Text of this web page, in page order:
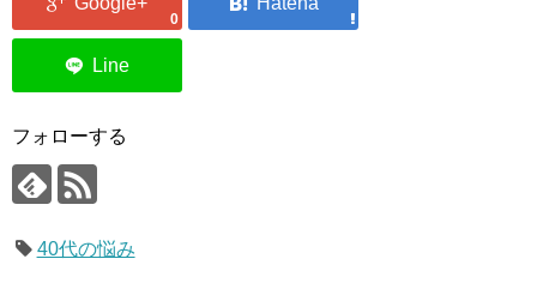
0
フォローする
40代の悩み